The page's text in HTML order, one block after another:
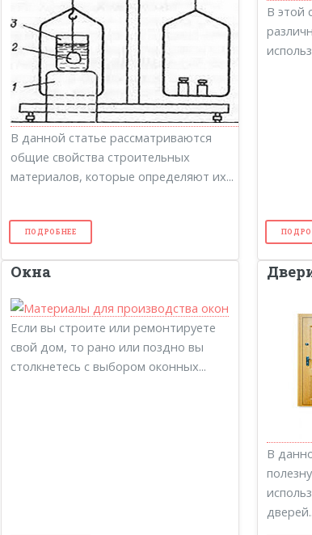
В данной статье рассматриваются
общие свойства строительных
материалов, которые определяют их...
ПОДРОБНЕЕ
В этой
Окна
Если вы строите или ремонтируете
свой дом, то рано или поздно вы
столкнетесь с выбором оконных...
В